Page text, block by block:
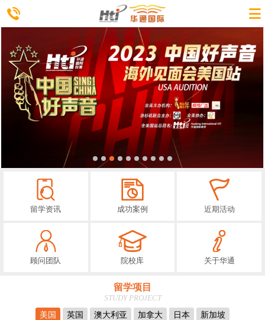
留学资讯 成功案例 近期活动
顾问团队 院校库 关于华通
留学项目
STUDY PROJECT
美国
英国 澳大利亚 加拿大 日本 新加坡